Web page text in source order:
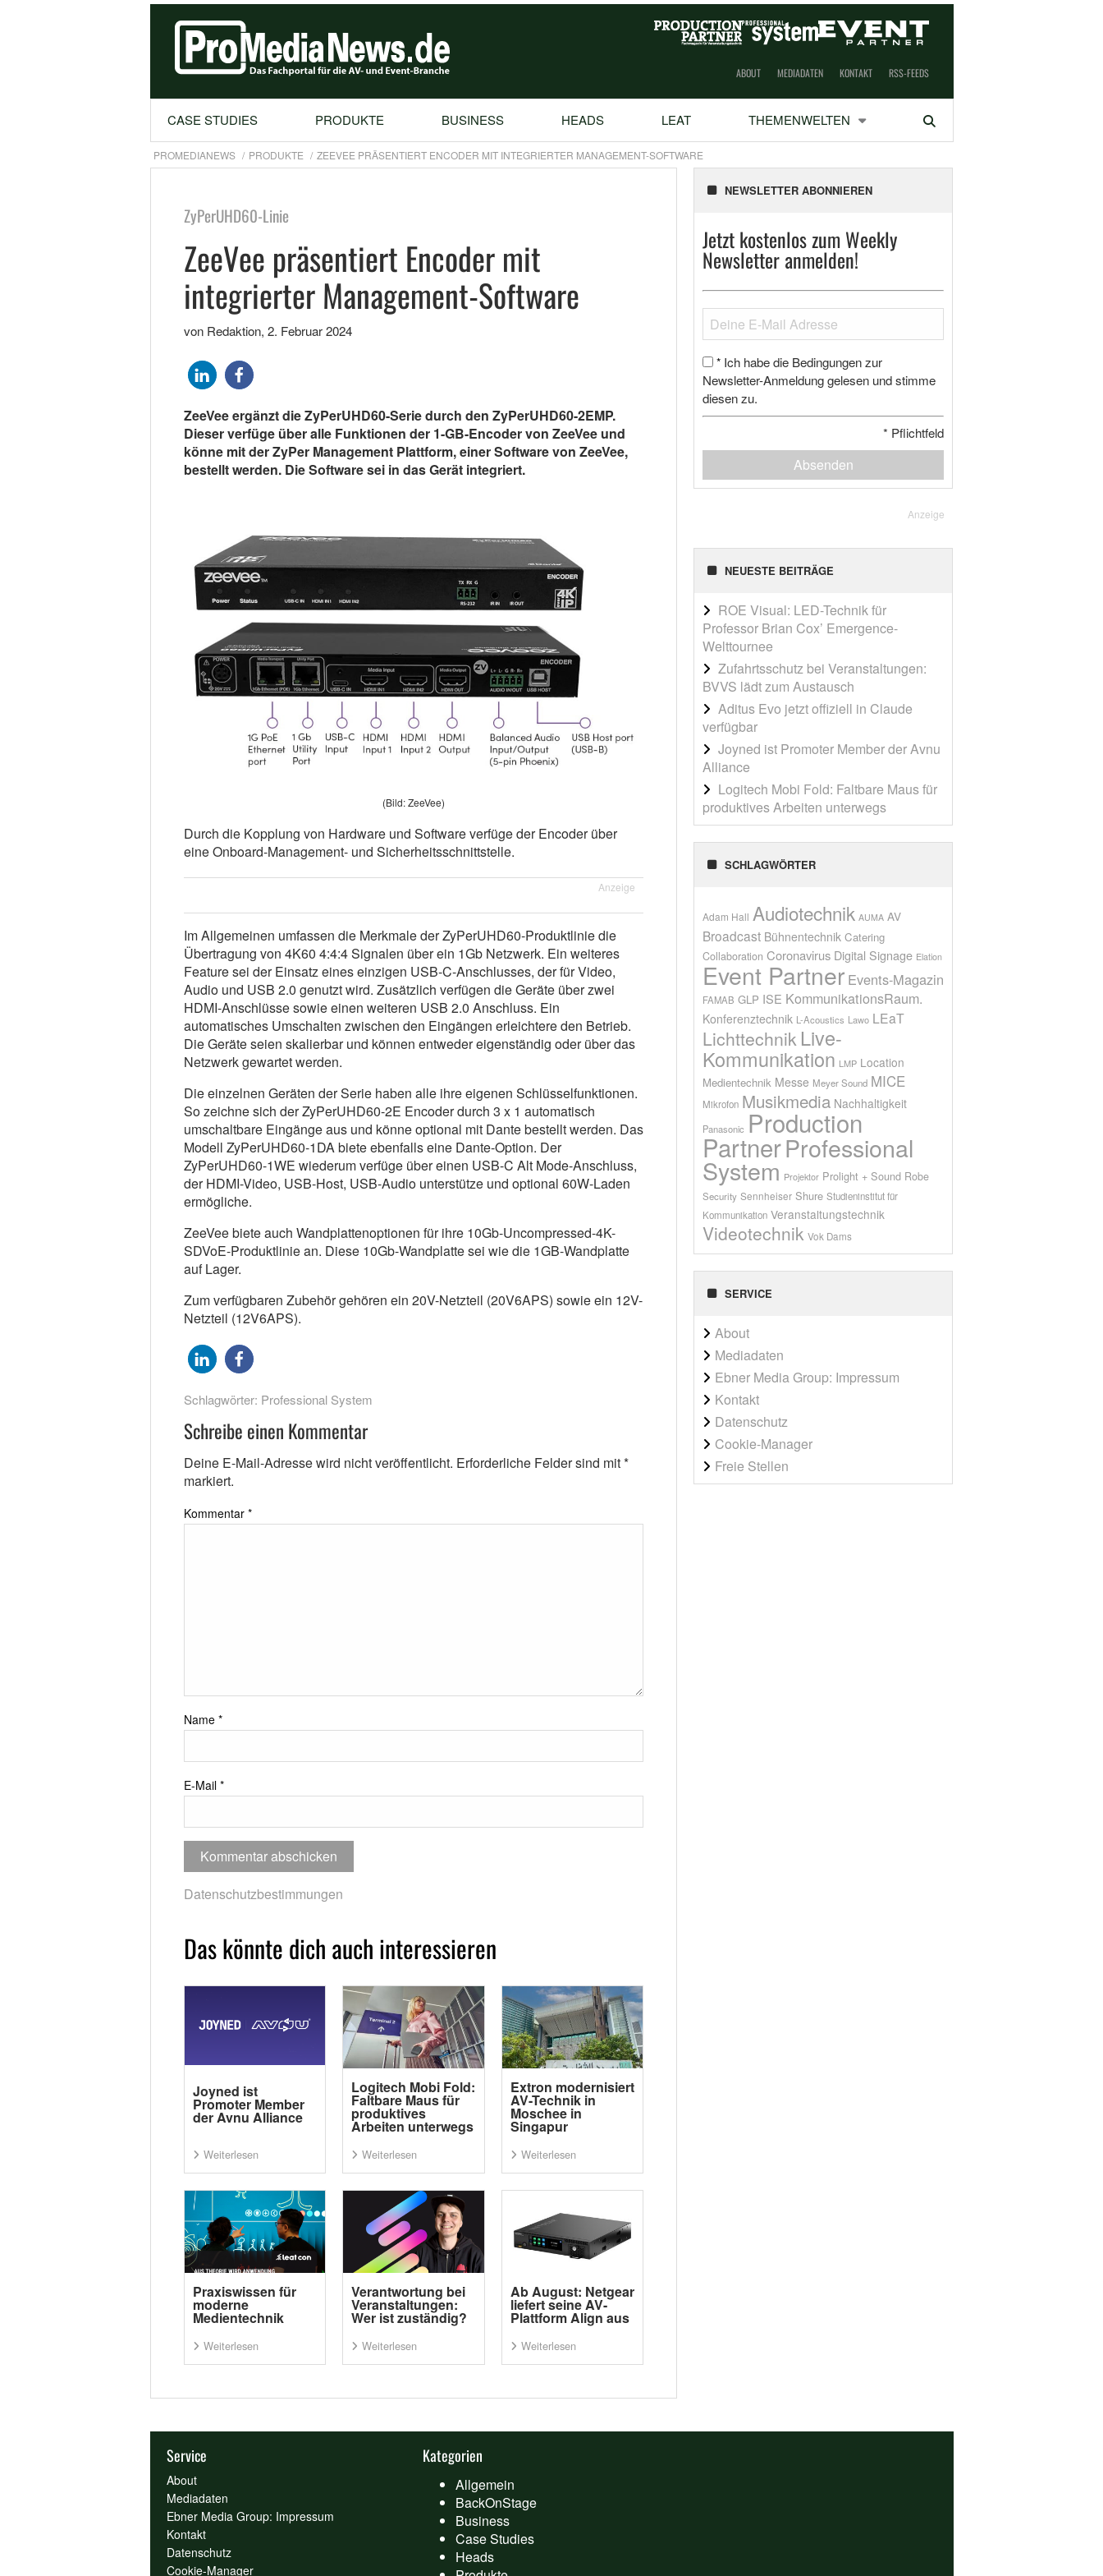
ABOUT MEDIADATEN KONTAKT RSS-FEEDS
CASE STUDIES PRODUKTE BUSINESS HEADS LEAT THEMENWELTEN Suchen
PROMEDIANEWS PRODUKTE ZEEVEE PRÄSENTIERT ENCODER MIT INTEGRIERTER MANAGEMENT-SOFTWARE
ZyPerUHD60-Linie
ZeeVee präsentiert Encoder mit
integrierter Management-Software
von Redaktion, 2. Februar 2024
ZeeVee ergänzt die ZyPerUHD60-Serie durch den ZyPerUHD60-2EMP.
Dieser verfüge über alle Funktionen der 1-GB-Encoder von ZeeVee und
könne mit der ZyPer Management Plattform, einer Software von ZeeVee,
bestellt werden. Die Software sei in das Gerät integriert.
(Bild: ZeeVee)
Durch die Kopplung von Hardware und Software verfüge der Encoder über
eine Onboard-Management- und Sicherheitsschnittstelle.
Anzeige
Im Allgemeinen umfassen die Merkmale der ZyPerUHD60-Produktlinie die
Übertragung von 4K60 4:4:4 Signalen über ein 1Gb Netzwerk. Ein weiteres
Feature sei der Einsatz eines einzigen USB-C-Anschlusses, der für Video,
Audio und USB 2.0 genutzt wird. Zusätzlich verfügen die Geräte über zwei
HDMI-Anschlüsse sowie einen weiteren USB 2.0 Anschluss. Ein
automatisches Umschalten zwischen den Eingängen erleichtere den Betrieb.
Die Geräte seien skalierbar und können entweder eigenständig oder über das
Netzwerk gewartet werden.
Die einzelnen Geräten der Serie haben alle ihre eigenen Schlüsselfunktionen.
So zeichne sich der ZyPerUHD60-2E Encoder durch 3 x 1 automatisch
umschaltbare Eingänge aus und könne optional mit Dante bestellt werden. Das
Modell ZyPerUHD60-1DA biete ebenfalls eine Dante-Option. Der
ZyPerUHD60-1WE wiederum verfüge über einen USB-C Alt Mode-Anschluss,
der HDMI-Video, USB-Host, USB-Audio unterstütze und optional 60W-Laden
ermögliche.
ZeeVee biete auch Wandplattenoptionen für ihre 10Gb-Uncompressed-4K-
SDVoE-Produktlinie an. Diese 10Gb-Wandplatte sei wie die 1GB-Wandplatte
auf Lager.
Zum verfügbaren Zubehör gehören ein 20V-Netzteil (20V6APS) sowie ein 12V-
Netzteil (12V6APS).
Schlagwörter: Professional System
Schreibe einen Kommentar
Deine E-Mail-Adresse wird nicht veröffentlicht. Erforderliche Felder sind mit*
markiert.
Kommentar *
Name *
E-Mail *
Datenschutzbestimmungen
Das könnte dich auch interessieren
Joyned ist
Promoter Member
der Avnu Alliance
Weiterlesen
Logitech Mobi Fold:
Faltbare Maus für
produktives
Arbeiten unterwegs
Weiterlesen
Extron modernisiert
AV-Technik in
Moschee in
Singapur
Weiterlesen
Praxiswissen für
moderne
Medientechnik
Weiterlesen
Verantwortung bei
Veranstaltungen:
Wer ist zuständig?
Weiterlesen
Ab August: Netgear
liefert seine AV-
Plattform Align aus
Weiterlesen
NEWSLETTER ABONNIEREN
Jetzt kostenlos zum Weekly
Newsletter anmelden!
* Ich habe die Bedingungen zur
Newsletter-Anmeldung gelesen und stimme
diesen zu.
* Pflichtfeld
Absenden
Anzeige
NEUESTE BEITRÄGE
ROE Visual: LED-Technik für
Professor Brian Cox’ Emergence-
Welttournee
Zufahrtsschutz bei Veranstaltungen:
BVVS lädt zum Austausch
Aditus Evo jetzt offiziell in Claude
verfügbar
Joyned ist Promoter Member der Avnu
Alliance
Logitech Mobi Fold: Faltbare Maus für
produktives Arbeiten unterwegs
SCHLAGWÖRTER
Adam Hall Audiotechnik AUMA AV
Broadcast Bühnentechnik Catering
Collaboration Coronavirus Digital Signage Elation
Event Partner Events-Magazin
FAMAB GLP ISE KommunikationsRaum.
Konferenztechnik L-Acoustics Lawo LEaT
Lichttechnik Live-
Kommunikation LMP Location
Medientechnik Messe Meyer Sound MICE
Mikrofon Musikmedia Nachhaltigkeit
Panasonic Production
PartnerProfessional
System Projektor Prolight + Sound Robe
Security Sennheiser Shure Studieninstitut für
Kommunikation Veranstaltungstechnik
Videotechnik Vok Dams
SERVICE
About
Mediadaten
Ebner Media Group: Impressum
Kontakt
Datenschutz
Cookie-Manager
Freie Stellen
Service
About
Mediadaten
Ebner Media Group: Impressum
Kontakt
Datenschutz
Cookie-Manager
Kategorien
Allgemein
BackOnStage
Business
Case Studies
Heads